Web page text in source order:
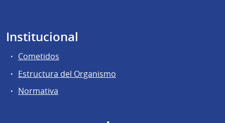
Institucional
Cometidos
Estructura del Organismo
Normativa